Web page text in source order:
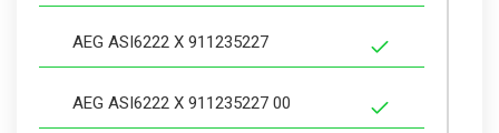
AEG ASI6222 X 911235227
AEG ASI6222 X 911235227 00